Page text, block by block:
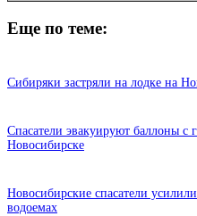
Еще по теме:
Сибиряки застряли на лодке на
Спасатели эвакуируют баллоны с
Новосибирске
Новосибирские спасатели
водоемах